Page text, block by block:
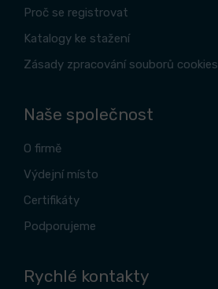
Proč se registrovat
Katalogy ke stažení
Zásady zpracování souborů cookies
Naše společnost
O firmě
Výdejní místo
Certifikáty
Podporujeme
Rychlé kontakty